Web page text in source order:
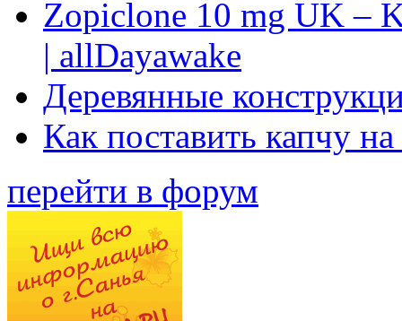
Zopiclone 10 mg UK –
| allDayawake
Деревянные
Как поставить капчу
перейти в форум